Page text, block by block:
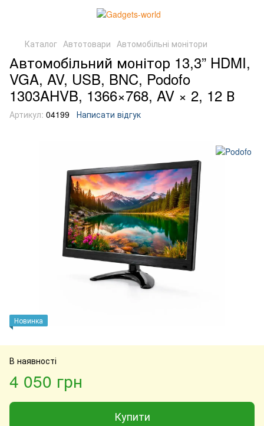
Каталог Автотовари Автомобільні монітори
Автомобільний монітор 13,3” HDMI,
VGA, AV, USB, BNC, Podofo
1303AHVB, 1366×768, AV × 2, 12 В
Артикул: 04199 Написати відгук
Новинка
В наявності
4 050 грн
Купити